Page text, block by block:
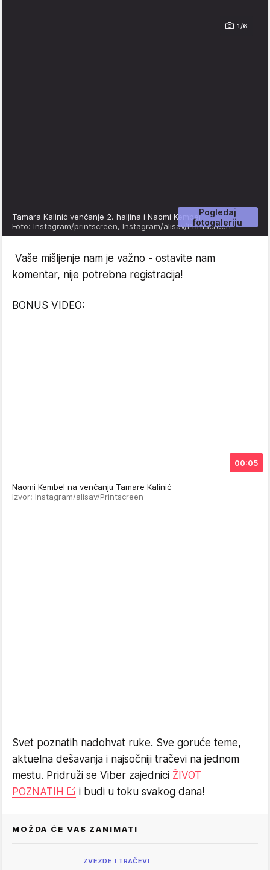
1/6
Pogledaj
fotogaleriju
Tamara Kalinić venčanje 2. haljina i Naomi Kembel
Foto: Instagram/printscreen, Instagram/alisav/Printscreen
Vaše mišljenje nam je važno - ostavite nam
komentar, nije potrebna registracija!
BONUS VIDEO:
00:05
Naomi Kembel na venčanju Tamare Kalinić
Izvor: Instagram/alisav/Printscreen
Svet poznatih nadohvat ruke. Sve goruće teme,
aktuelna dešavanja i najsočniji tračevi na jednom
mestu. Pridruži se Viber zajednici ŽIVOT
POZNATIH
i budi u toku svakog dana!
MOŽDA ĆE VAS ZANIMATI
ZVEZDE I TRAČEVI